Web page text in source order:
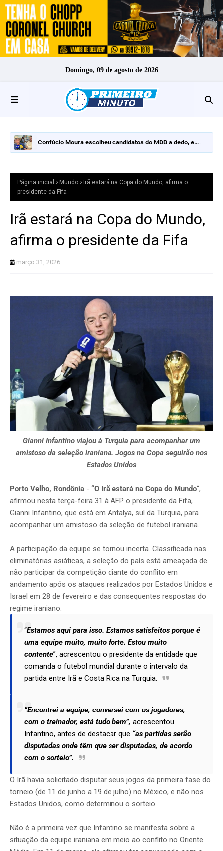
Domingo, 09 de agosto de 2026
Confúcio Moura escolheu candidatos do MDB a dedo, e
Página inicial Mundo
Irã estará na Copa do Mundo, afirma o
presidente da Fifa
Irã estará na Copa do Mundo,
afirma o presidente da Fifa
março 31, 2026
Gianni Infantino viajou à Turquia para acompanhar um
amistoso da seleção iraniana. Jogos na Copa seguirão nos
Estados Unidos
Porto Velho, Rondônia - “O Irã estará na Copa do Mundo“,
afirmou nesta terça-feira 31 à AFP o presidente da Fifa,
Gianni Infantino, que está em Antalya, sul da Turquia, para
acompanhar um amistoso da seleção de futebol iraniana.
A participação da equipe se tornou incerta. Classificada nas
eliminatórias asiáticas, a seleção do país está ameaçada de
não participar da competição diante do conflito em
andamento após os ataques realizados por Estados Unidos e
Israel em 28 de fevereiro e das consequentes respostas do
regime iraniano.
“Estamos aqui para isso. Estamos satisfeitos porque é
uma equipe muito, muito forte. Estou muito
contente”, acrescentou o presidente da entidade que
comanda o futebol mundial durante o intervalo da
partida entre Irã e Costa Rica na Turquia.
“Encontrei a equipe, conversei com os jogadores,
com o treinador, está tudo bem”, acrescentou
Infantino, antes de destacar que “as partidas serão
disputadas onde têm que ser disputadas, de acordo
com o sorteio”.
O Irã havia solicitado disputar seus jogos da primeira fase do
torneio (de 11 de junho a 19 de julho) no México, e não nos
Estados Unidos, como determinou o sorteio.
Não é a primeira vez que Infantino se manifesta sobre a
situação da equipe iraniana em meio ao conflito no Oriente